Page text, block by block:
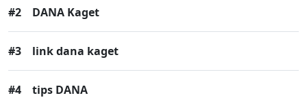
#2 DANA Kaget
#3 link dana kaget
#4 tips DANA